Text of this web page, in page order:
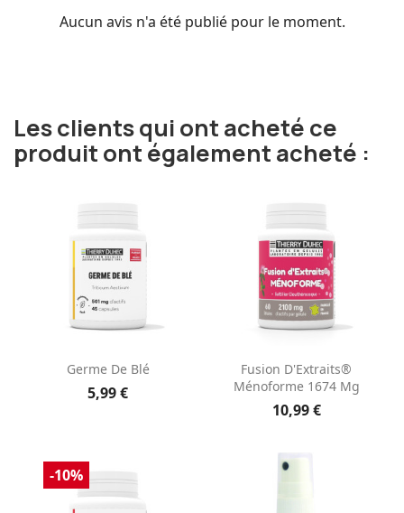
Aucun avis n'a été publié pour le moment.
Les clients qui ont acheté ce
produit ont également acheté :
Germe De Blé
5,99 €
Fusion D'Extraits®
Ménoforme 1674 Mg
10,99 €
-10%